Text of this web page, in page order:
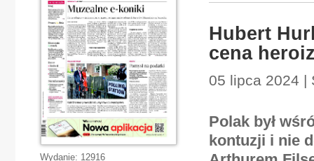
Hubert
cena
05 lipca 2024 |
Polak był
kontuzji i nie
Wydanie: 12916